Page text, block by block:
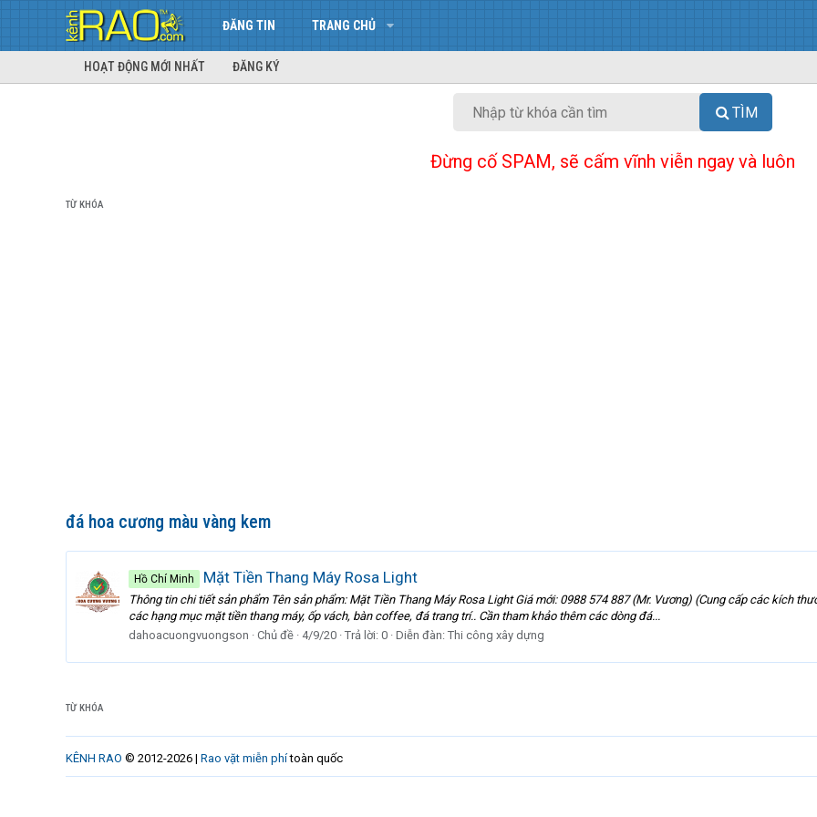
ĐĂNG TIN TRANG CHỦ
HOẠT ĐỘNG MỚI NHẤT ĐĂNG KÝ
TÌM
Đừng cố SPAM, sẽ cấm vĩnh viễn ngay và luôn
TỪ KHÓA
đá hoa cương màu vàng kem
Hồ Chí Minh Mặt Tiền Thang Máy Rosa Light
Thông tin chi tiết sản phẩm Tên sản phẩm: Mặt Tiền Thang Máy Rosa Light Giá mới: 0988 574 887 (Mr. Vương) (Cung cấp các kích
các hạng mục mặt tiền thang máy, ốp vách, bàn coffee, đá trang trí.. Cần tham khảo thêm các dòng đá...
dahoacuongvuongson
Chủ đề 4/9/20 Trả lời: 0 Diễn đàn: Thi công xây dựng
TỪ KHÓA
KÊNH RAO © 2012-2026 | Rao vặt miễn phítoàn quốc